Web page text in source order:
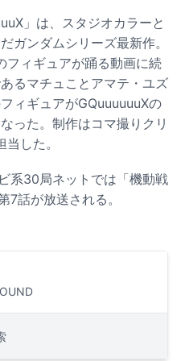
」は、スタジオカラーと
ガンダムシリーズ最新作。
フィギュアが踊る動画に続
るマチュことアマテ・ユズ
ィギュアがGQuuuuuuXの
った。制作はコマ撮りクリ
した。
系30局ネットでは「機動戦
7話が放送される。